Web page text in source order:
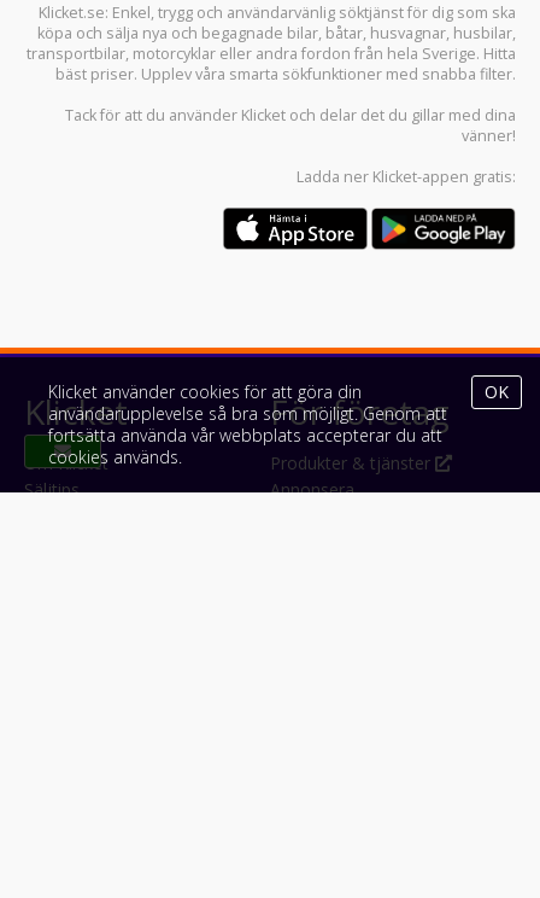
Klicket.se: Enkel, trygg och användarvänlig söktjänst för dig som ska
köpa och sälja nya och begagnade bilar, båtar, husvagnar, husbilar,
transportbilar, motorcyklar eller andra fordon från hela Sverige. Hitta
bäst priser. Upplev våra smarta sökfunktioner med snabba filter.
Tack för att du använder Klicket och delar det du gillar med dina
vänner!
Ladda ner Klicket-appen gratis:
Klicket
Om Klicket
Säljtips
För företag
Produkter & tjänster
Annonsera
Klicket använder cookies för att göra din
användarupplevelse så bra som möjligt. Genom att
fortsätta använda vår webbplats accepterar du att
cookies används.
OK